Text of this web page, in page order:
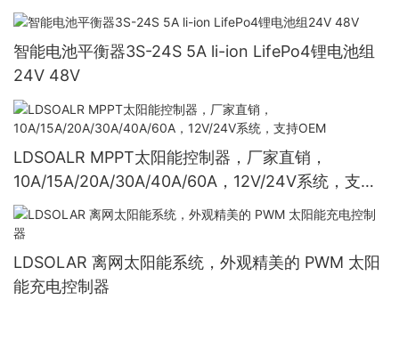
智能电池平衡器3S-24S 5A li-ion LifePo4锂电池组
24V 48V
LDSOALR MPPT太阳能控制器，厂家直销，
10A/15A/20A/30A/40A/60A，12V/24V系统，支持
OEM
LDSOLAR 离网太阳能系统，外观精美的 PWM 太阳
能充电控制器